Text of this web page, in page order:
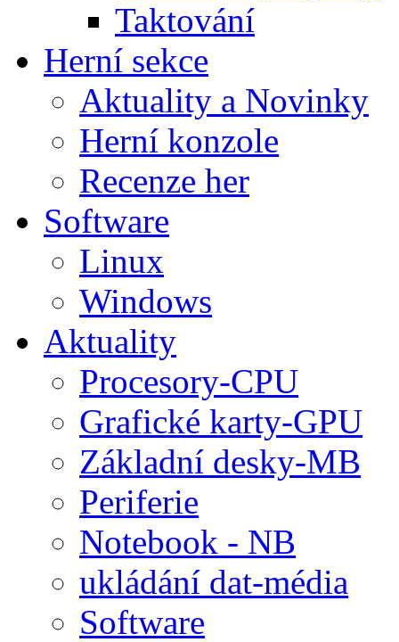
Taktování
Herní sekce
Aktuality a Novinky
Herní konzole
Recenze her
Software
Linux
Windows
Aktuality
Procesory-CPU
Grafické karty-GPU
Základní desky-MB
Periferie
Notebook - NB
ukládání dat-média
Software